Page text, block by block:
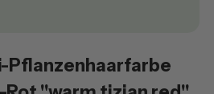
Pflanzenhaarfarbe